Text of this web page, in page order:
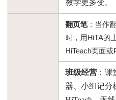
教学更多变。
翻页笔：当作
时，用HiTA的
HiTeach页面或
班级经营：课
器、小组记分